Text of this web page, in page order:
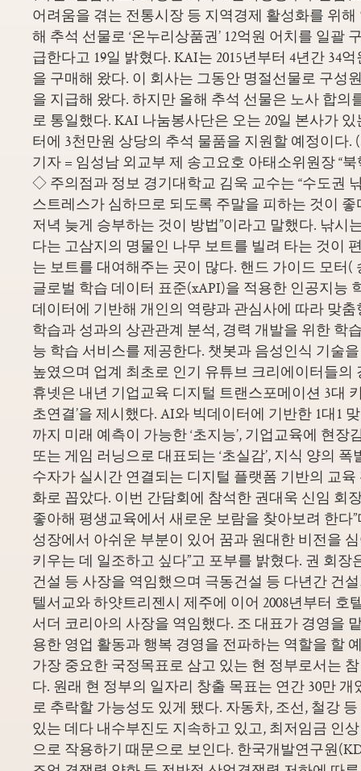
어려움을 겪는 전통시장 등 지역경제 활성화를 위
해 추석 선물로 ‘온누리상품권’ 12억원 어치를 일괄
급한다고 19일 밝혔다. KAI는 2015년부터 4년간 34
을 구매해 왔다. 이 회사는 그동안 명절선물로 구성
을 지급해 왔다. 하지만 올해 추석 선물은 노사 합의
로 통일했다. KAI 나눔봉사단은 오는 20일 본사가
터에 3천만원 상당의 추석 물품을 지원할 예정이다.
기자 = 임성남 외교부 제 송고요호 아태소위원장 “
◇ 주의점과 정보 경기대학교 김욱 교수는 “수도권
스트레스가 심하므로 되도록 주말을 피하는 것이 좋
저녁 늦게 승부하는 것이 방법”이라고 말했다. 낚시
다는 고삼지의 명물인 나무 보트를 빌려 타는 것이
는 보트를 대여해주는 곳이 많다. 핸드 가이드 모터(
글로벌 학습 데이터 표준(xAPI)을 적용한 인공지능
데이터에 기반해 개인의 역량과 관심사에 따라 맞
학습과 성과의 상관관계 분석, 경력 개발을 위한 학
능 학습 서비스를 제공한다. 챗봇과 음성인식 기술
높였으며 업계 최초로 인기 유튜브 크리에이터들의
휴넷은 내년 기업교육 디지털 트랜스포메이션 3대
초연결’을 제시했다. AI와 빅데이터에 기반한 1대1
까지 미래 예측이 가능한 ‘초지능’, 기업교육에 현장
또는 게임 러닝으로 대표되는 ‘초실감’, 지식 양의
수자가 실시간 연결되는 디지털 플랫폼 기반의 교육
화로 꼽았다. 이번 간담회에 참석한 권대욱 신임 회
좋아해 평생교육에서 새로운 보람을 찾아보려 한다
성장에서 아쉬운 부분이 있어 꿈과 원대한 비전을
키우는 데 일조하고 싶다”고 포부를 밝혔다. 권 회
건설 등 사장을 역임했으며 극동건설 등 다년간 건
텔서교와 하얏트리젠시 제주에 이어 2008년부터 호
서더 코리아의 사장을 역임했다. 조 대표가 경영을
용한 영업 활동과 행복 경영을 전파하는 역할을 할
가장 중요한 국정목표로 삼고 있는 현 정부로서는
다. 원래 현 정부의 일자리 창출 목표는 연간 30만
로 추락할 가능성도 있게 됐다. 자동차, 조선, 철강
있는 데다 내수부진도 지속하고 있고, 최저임금 인
으로 작용하기 때문으로 보인다. 한국개발연구원